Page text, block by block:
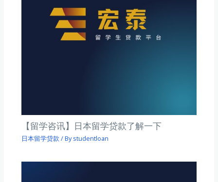
【留学咨讯】日本留学贷款了解一下
日本留学贷款 / Bystudentloan